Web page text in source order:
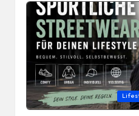
Posted
in